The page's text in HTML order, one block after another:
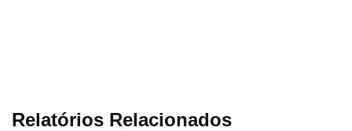
Relatórios Relacionados